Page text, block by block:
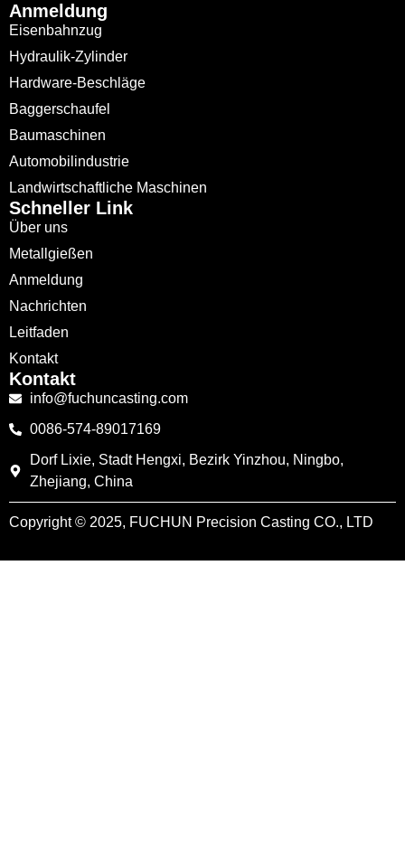
Anmeldung
Eisenbahnzug
Hydraulik-Zylinder
Hardware-Beschläge
Baggerschaufel
Baumaschinen
Automobilindustrie
Landwirtschaftliche Maschinen
Schneller Link
Über uns
Metallgießen
Anmeldung
Nachrichten
Leitfaden
Kontakt
Kontakt
info@fuchuncasting.com
0086-574-89017169
Dorf Lixie, Stadt Hengxi, Bezirk Yinzhou, Ningbo,
Zhejiang, China
Copyright © 2025, FUCHUN Precision Casting CO., LTD